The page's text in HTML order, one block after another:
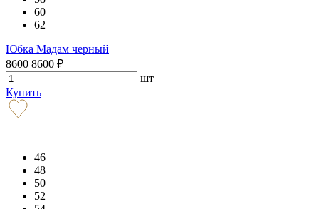
60
62
Юбка Мадам черный
8600 8600 ₽
шт
Купить
46
48
50
52